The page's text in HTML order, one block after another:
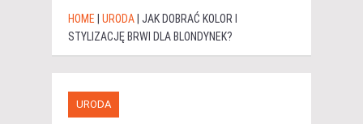
HOME | URODA| JAK DOBRAĆ KOLOR I
STYLIZACJĘ BRWI DLA BLONDYNEK?
URODA